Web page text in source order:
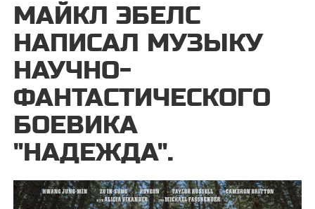
МАЙКЛ ЭБЕЛС
НАПИСАЛ МУЗЫКУ
НАУЧНО-
ФАНТАСТИЧЕСКОГО
БОЕВИКА
"НАДЕЖДА".